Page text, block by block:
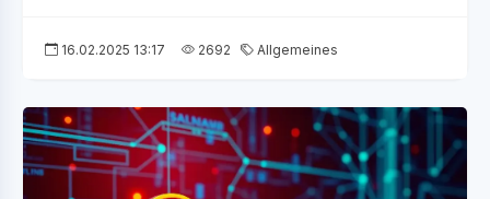
16.02.2025 13:17 2692 Allgemeines